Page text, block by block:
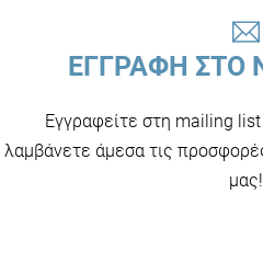
ΕΓΓΡΑΦΗ ΣΤΟ
Εγγραφείτε στη mailing
λαμβάνετε άμεσα τις
μας!